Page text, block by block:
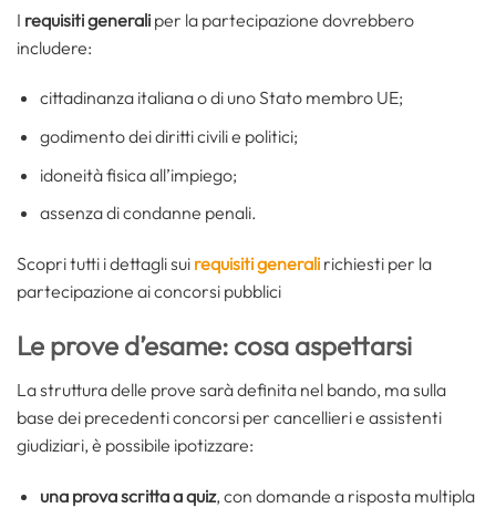
I requisiti generali per la partecipazione dovrebbero
includere:
cittadinanza italiana o di uno Stato membro UE;
godimento dei diritti civili e politici;
idoneità fisica all’impiego;
assenza di condanne penali.
Scopri tutti i dettagli sui requisiti generali richiesti per la
partecipazione ai concorsi pubblici
Le prove d’esame: cosa aspettarsi
La struttura delle prove sarà definita nel bando, ma sulla
base dei precedenti concorsi per cancellieri e assistenti
giudiziari, è possibile ipotizzare:
una prova scritta a quiz, con domande a risposta multipla